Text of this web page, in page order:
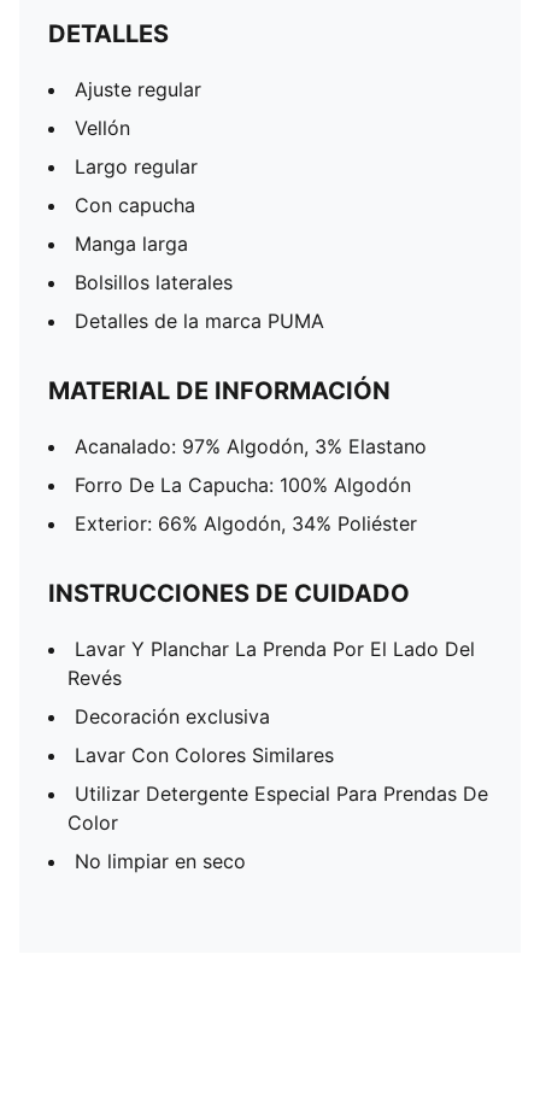
DETALLES
Ajuste regular
Vellón
Largo regular
Con capucha
Manga larga
Bolsillos laterales
Detalles de la marca PUMA
MATERIAL DE INFORMACIÓN
Acanalado: 97% Algodón, 3% Elastano
Forro De La Capucha: 100% Algodón
Exterior: 66% Algodón, 34% Poliéster
INSTRUCCIONES DE CUIDADO
Lavar Y Planchar La Prenda Por El Lado Del
Revés
Decoración exclusiva
Lavar Con Colores Similares
Utilizar Detergente Especial Para Prendas De
Color
No limpiar en seco